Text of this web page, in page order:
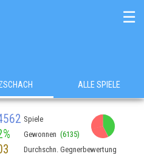
☰
ALLE SPIELE
Spiele
Gewonnen (6135)
Durchschn. Gegnerbewertung